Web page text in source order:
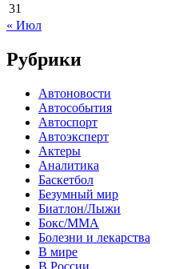
31
« Июл
Рубрики
Автоновости
Автособытия
Автоспорт
Автоэксперт
Актеры
Аналитика
Баскетбол
Безумный мир
Биатлон/Лыжи
Бокс/MMA
Болезни и лекарства
В мире
В России